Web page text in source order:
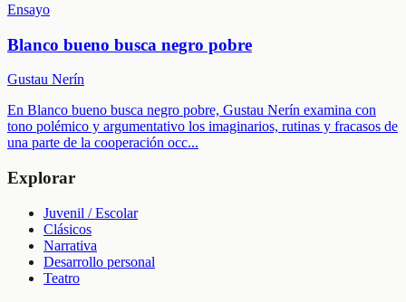
Ensayo
Blanco bueno busca negro pobre
Gustau Nerín
En Blanco bueno busca negro pobre, Gustau Nerín examina con
tono polémico y argumentativo los imaginarios, rutinas y fracasos de
una parte de la cooperación occ...
Explorar
Juvenil / Escolar
Clásicos
Narrativa
Desarrollo personal
Teatro